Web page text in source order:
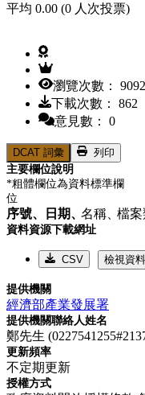
平均 0.00 (0 人次投票)
瀏覽次數： 9092
下載次數： 862
意見數： 0
DCAT 詞彙
列印
主要欄位說明
*粗體欄位為資料標準欄
位
序號、 日期、名稱、檔
資料資源下載網址
CSV 檢視資料
提供機關
經濟部產業發展署
提供機關聯絡人姓名
鄭先生
更新頻率
不定期更新
授權方式